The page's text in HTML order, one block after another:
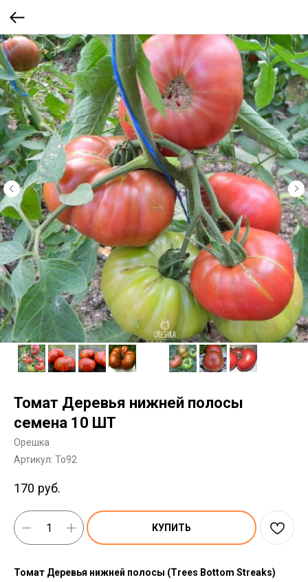
Томат Деревья нижней полосы
семена 10 ШТ
Орешка
Артикул: To92
170 руб.
КУПИТЬ
Томат Деревья нижней полосы (Trees Bottom Streaks)